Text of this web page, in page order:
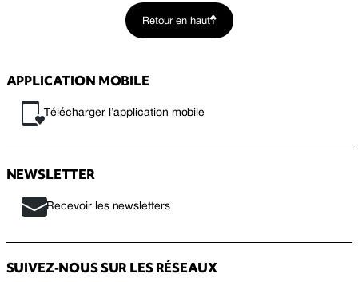
Retour en haut
APPLICATION MOBILE
Télécharger l’application mobile
NEWSLETTER
Recevoir les newsletters
SUIVEZ-NOUS SUR LES RÉSEAUX